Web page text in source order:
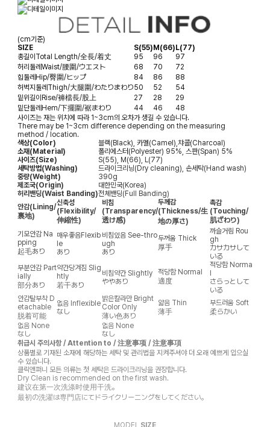
(cm기준)
SIZE
S(55)M(66)L(77)
총길이Total Length/全長/着丈 95 96
97
허리둘레Waist/腰圍/ウエスト 68 70
72
힙둘레Hip/臀圍/ヒップ 84 86
88
허벅지둘레Thigh/大腿圍/わたりまわり50 52
54
밑위길이Rise/褲檔長/股上 27 28
29
밑단둘레Hem/下擺圍/裾まわり 44 46
48
사이즈는 재는 위치에 따라 1~3cm의 오차가 생길 수 있습니다.
There may be 1~3cm difference depending on the measuring
method / location.
색상(Color)
블랙(Black), 카멜(Camel),챠콜(Charcoal)
소재(Material)
폴리에스터(Polyester) 95%, 스판(Span) 5%
사이즈(Size)
S(55), M(66), L(77)
세탁방법(Washing)
드라이크리닝(Dry cleaning), 손세탁(Hand wash)
중량(Weight)
390g
제조국(Origin)
대한민국(Korea)
허리밴딩(Waist Banding)전체밴딩(Full Banding)
안감(Lining/
裏地)
신축성
(Flexibility/
伸縮性)
비침
(Transparency/
透け感)
두께감
(Thickness/生
地の厚さ)
촉감
(Touching/
肌ざわり)
기모안감 Na
pping
起毛あり
매우좋음Flexib
le
あり
비침있음 See-thro
ugh
あり
두꺼움 Thick
厚手
까슬거림 Rou
gh
カサカサして
いる
부분안감 Part
ially
部分あり
약간당겨짐 Slig
htly
若干あり
비침약간 Slightly
ややあり
적당함 Normal
適度
적당함 Norma
l
さらっとして
いる
안감탈부착 D
etachable
脱着可能
없음 Inflexible
なし
밝은칼라만 Bright
Color Only
薄い色あり
얇음 Thin
薄手
부드러움 Soft
柔らかい
없음 None
なし
없음 None
なし
취급시 주의사항 / Attention to / 注意事项 / 注意事項
상품별로 기재된 소재에 해당하는 세탁 및 관리법을 지켜주셔야 더 오래 예쁘게 입으실
수 있습니다.
클릭앤퍼니 모든 의류는 첫 세탁은 드라이크리닝을 권장합니다.
Dry Clean is recommended on the first wash.
建议在第一次洗涤时使用干洗。
最初の洗濯は専門店にてドライクリーニングをしてください。
MODEL SIZE